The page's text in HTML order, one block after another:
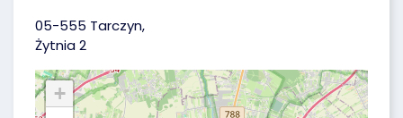
05-555 Tarczyn,
Żytnia 2
+